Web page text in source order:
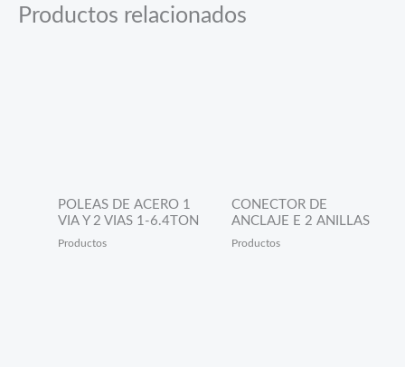
Productos relacionados
POLEAS DE ACERO 1
VIA Y 2 VIAS 1-6.4TON
Productos
CONECTOR DE
ANCLAJE E 2 ANILLAS
Productos